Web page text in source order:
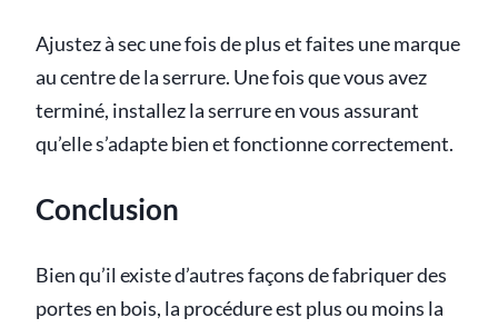
Ajustez à sec une fois de plus et faites une marque
au centre de la serrure. Une fois que vous avez
terminé, installez la serrure en vous assurant
qu’elle s’adapte bien et fonctionne correctement.
Conclusion
Bien qu’il existe d’autres façons de fabriquer des
portes en bois, la procédure est plus ou moins la